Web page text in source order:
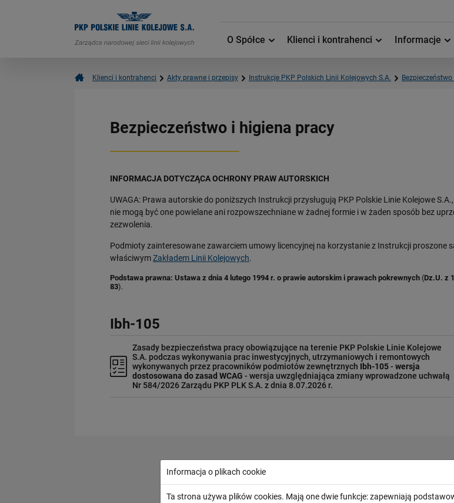
O Spółce Klienci i kontrahenci Informacje
Klienci i kontrahenci Akty prawne i przepisy Instrukcje PKP Polskich Linii Kolejowych S.A.
Bezpieczeństwo i higiena pracy
INFORMACJA DOTYCZĄCA OCHRONY PRAW AUTORSKICH
UWAGA: Prawa autorskie do poniższych Instrukcji przysługują PKP Polskie Linie Kolejowe
nie mogą być one powielane ani rozpowszechniane w żadnej formie i w żaden sposób bez
zezwolenia.
Podmioty zainteresowane zawarciem umowy licencyjnej na korzystanie z Instrukcji proszone
właściwymZakładem Linii Kolejowych.
Podstawa prawna: Ustawa z dnia 4 lutego 1994 r. o prawie autorskim i prawach pokrewnych (Dz.U. z
83).
Ibh-105
Zasady bezpieczeństwa pracy obowiązujące na terenie PKP Polskie Linie Kolejowe
S.A. podczas wykonywania prac inwestycyjnych, utrzymaniowych i remontowych
wykonywanych przez pracowników podmiotów zewnętrznych Ibh-105- wersja
dostosowana do zasad WCAG - wersja uwzględniająca zmiany wprowadzone uchwałą
Nr 584/2026 Zarządu PKP PLK S.A. z dnia 8.07.2026 r.
Informacja o plikach cookie
Ta strona używa plików cookies. Mają one dwie funkcje: zapewniają